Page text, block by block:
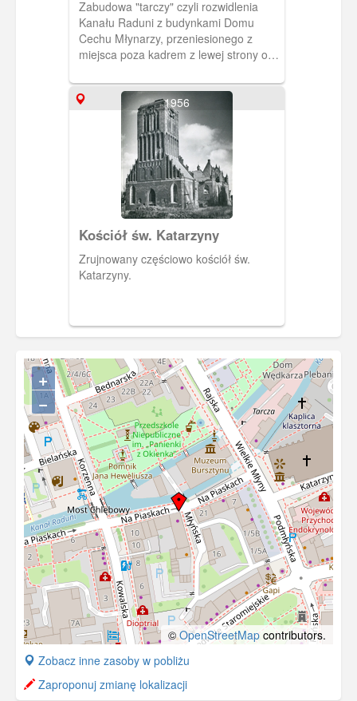
Zabudowa "tarczy" czyli rozwidlenia
Kanału Raduni z budynkami Domu
Cechu Młynarzy, przeniesionego z
miejsca poza kadrem z lewej strony ok.
Zdjęcie wykonano od strony ul.
Korzennej przez Henryka
Poddębskiego.
1956
Kościół św. Katarzyny
Zrujnowany częściowo kościół św.
Katarzyny.
+
−
©OpenStreetMap contributors.
+
−
Zobacz inne zasoby w pobliżu
Zaproponuj zmianę lokalizacji